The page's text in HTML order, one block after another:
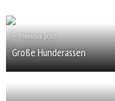
Previous post
Große Hunderassen